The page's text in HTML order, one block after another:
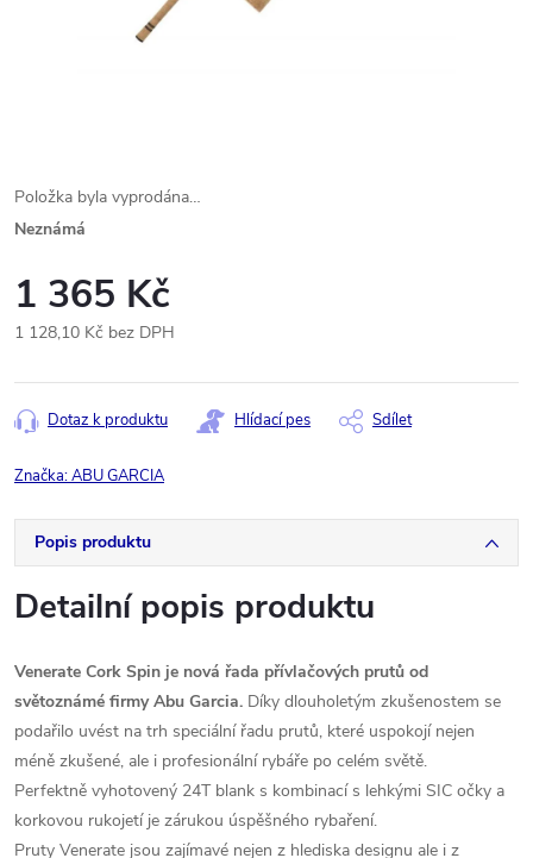
Položka byla vyprodána…
Neznámá
1 365 Kč
1 128,10 Kč bez DPH
cena:
Dotaz k produktu Hlídací pes Sdílet
Značka:ABU GARCIA
Popis produktu
Detailní popis produktu
Venerate Cork Spin je nová řada přívlačových prutů od
světoznámé firmy Abu Garcia. Díky dlouholetým zkušenostem se
podařilo uvést na trh speciální řadu prutů, které uspokojí nejen
méně zkušené, ale i profesionální rybáře po celém světě.
Perfektně vyhotovený 24T blank s kombinací s lehkými SIC očky a
korkovou rukojetí je zárukou úspěšného rybaření.
Pruty Venerate jsou zajímavé nejen z hlediska designu ale i z